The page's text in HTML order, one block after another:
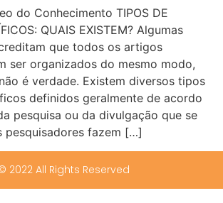
do Conhecimento TIPOS DE
QUAIS EXISTEM? Algumas
que todos os artigos
ser organizados do mesmo modo,
é verdade. Existem diversos tipos
definidos geralmente de acordo
pesquisa ou da divulgação que se
pesquisadores fazem […]
2022 All Rights Reserved